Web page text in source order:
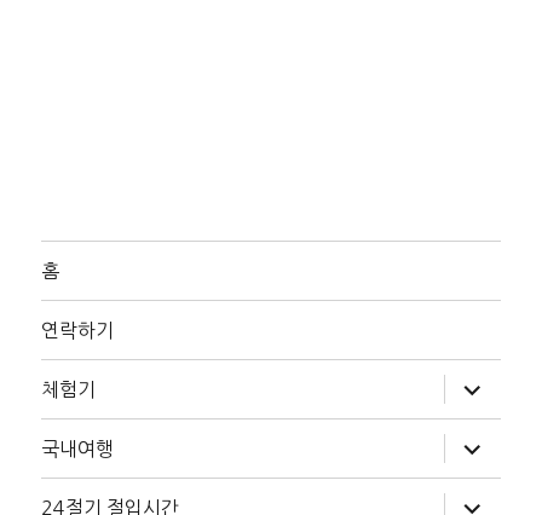
홈
연락하기
체험기
위
메
확
장
국내여행
위
메
24절기 절입시간